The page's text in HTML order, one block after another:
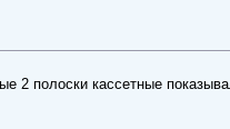
2 полоски кассетные